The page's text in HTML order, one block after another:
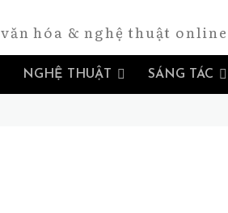
văn hóa & nghệ thuật online
NGHỆ THUẬT SÁNG TÁC